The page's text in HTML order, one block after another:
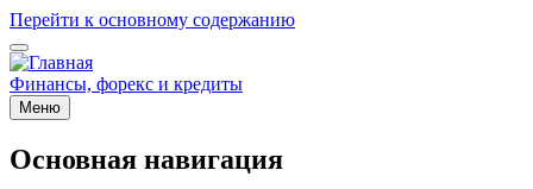
Перейти к основному содержанию
Финансы, форекс и кредиты
Меню
Основная навигация